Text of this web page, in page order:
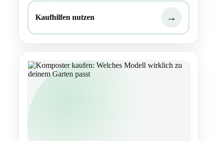
Kaufhilfen nutzen →